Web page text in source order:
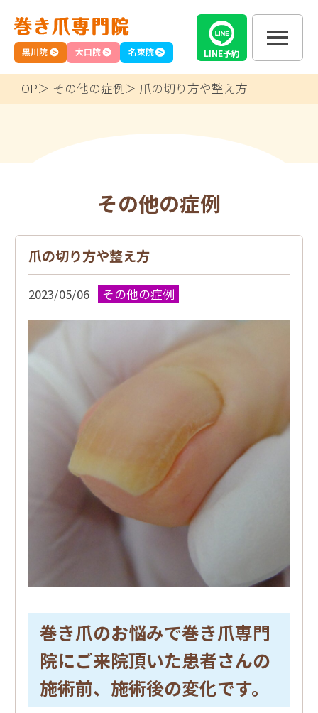
名東院
黒川院 大口院 LINE予約
TOP その他の症例 爪の切り方や整え方
その他の症例
爪の切り方や整え方
2023/05/06 その他の症例
巻き爪のお悩みで巻き爪専門
院にご来院頂いた患者さんの
施術前、施術後の変化です。